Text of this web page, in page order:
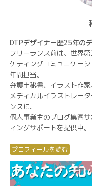
DTPデザイナー歴25年の
フリーランス前は、世界
ケティングコミュニケー
年間担当。
弁護士秘書、イラスト作家
メディカルイラストレー
ンスに。
個人事業主のブログ集客
ィングサポートを提供中。
プロフィールを読む